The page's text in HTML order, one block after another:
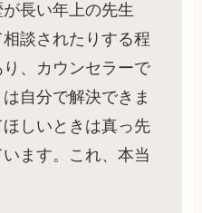
長い年上の先生
談されたりする程
、カウンセラーで
自分で解決できま
しいときは真っ先
ます。これ、本当